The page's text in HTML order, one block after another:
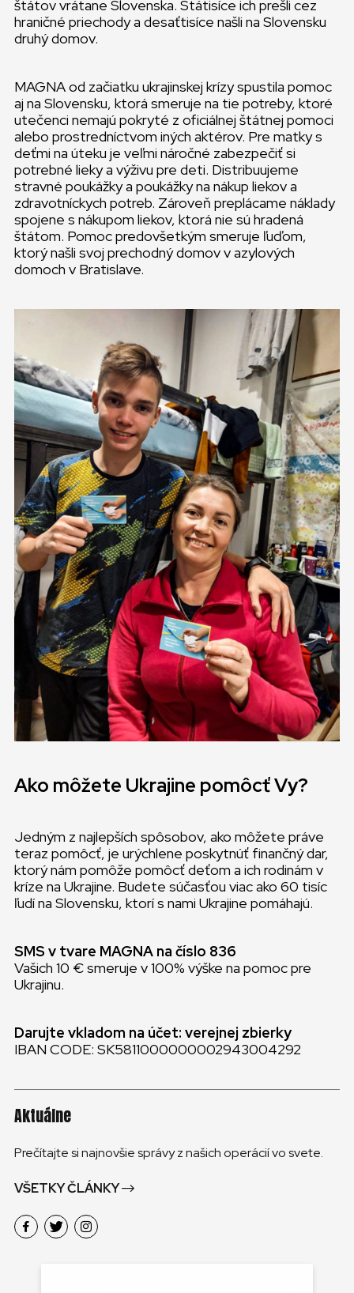
štátov vrátane Slovenska. Státisíce ich prešli cez
hraničné priechody a desaťtisíce našli na Slovensku
druhý domov.
MAGNA od začiatku ukrajinskej krízy spustila pomoc
aj na Slovensku, ktorá smeruje na tie potreby, ktoré
utečenci nemajú pokryté z oficiálnej štátnej pomoci
alebo prostredníctvom iných aktérov. Pre matky s
deťmi na úteku je veľmi náročné zabezpečiť si
potrebné lieky a výživu pre deti. Distribuujeme
stravné poukážky a poukážky na nákup liekov a
zdravotníckych potreb. Zároveň preplácame náklady
spojene s nákupom liekov, ktorá nie sú hradená
štátom. Pomoc predovšetkým smeruje ľuďom,
ktorý našli svoj prechodný domov v azylových
domoch v Bratislave.
Ako môžete Ukrajine pomôcť Vy?
Jedným z najlepších spôsobov, ako môžete práve
teraz pomôcť, je urýchlene poskytnúť finančný dar,
ktorý nám pomôže pomôcť deťom a ich rodinám v
kríze na Ukrajine. Budete súčasťou viac ako 60 tisíc
ľudí na Slovensku, ktorí s nami Ukrajine pomáhajú.
SMS v tvare MAGNA na číslo 836
Vašich 10 € smeruje v 100% výške na pomoc pre
Ukrajinu.
Darujte vkladom na účet: verejnej zbierky
IBAN CODE: SK5811000000002943004292
Aktuálne
Prečítajte si najnovšie správy z našich operácií vo svete.
VŠETKY ČLÁNKY